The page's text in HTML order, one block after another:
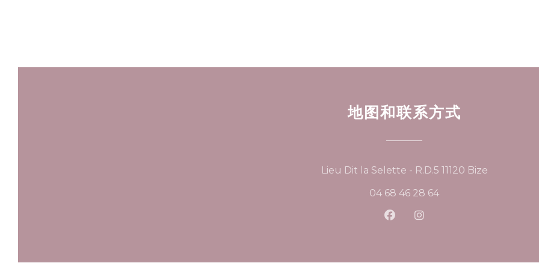
地图和联系方式
Lieu Dit la Selette - R.D.5 11120 Bize((在新窗口
04 68 46 28 64
Facebook ((在新窗口中打开))
Instagram ((在新窗口中